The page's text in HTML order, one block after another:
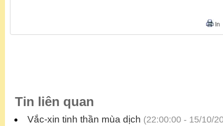
In
Tin liên quan
Vắc-xin tinh thần mùa dịch (22:00:00 - 15/10/